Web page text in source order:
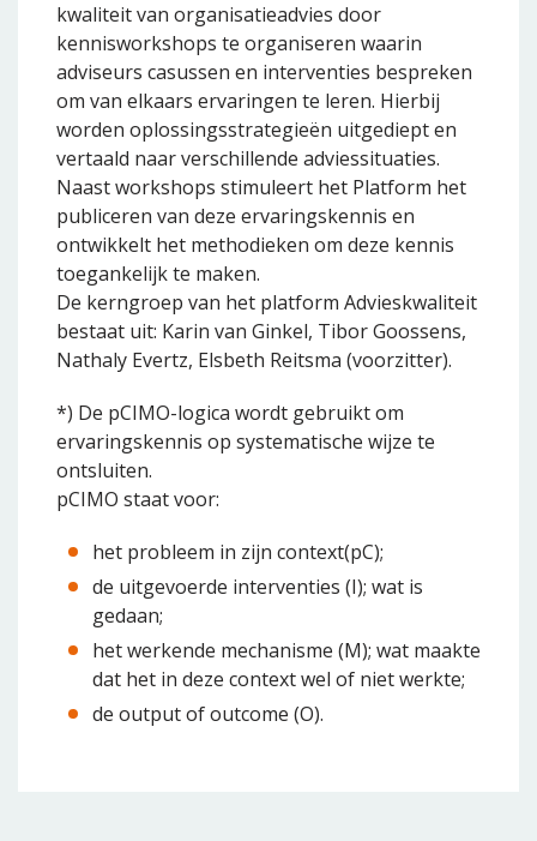
kwaliteit van organisatieadvies door
kennisworkshops te organiseren waarin
adviseurs casussen en interventies bespreken
om van elkaars ervaringen te leren. Hierbij
worden oplossingsstrategieën uitgediept en
vertaald naar verschillende adviessituaties.
Naast workshops stimuleert het Platform het
publiceren van deze ervaringskennis en
ontwikkelt het methodieken om deze kennis
toegankelijk te maken.
De kerngroep van het platform Advieskwaliteit
bestaat uit: Karin van Ginkel, Tibor Goossens,
Nathaly Evertz, Elsbeth Reitsma (voorzitter).
*) De pCIMO-logica wordt gebruikt om
ervaringskennis op systematische wijze te
ontsluiten.
pCIMO staat voor:
het probleem in zijn context(pC);
de uitgevoerde interventies (I); wat is
gedaan;
het werkende mechanisme (M); wat maakte
dat het in deze context wel of niet werkte;
de output of outcome (O).